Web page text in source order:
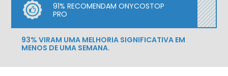
91% RECOMENDAM ONYCOSTOP
PRO
93% VIRAM UMA MELHORIA SIGNIFICATIVA EM
MENOS DE UMA SEMANA.